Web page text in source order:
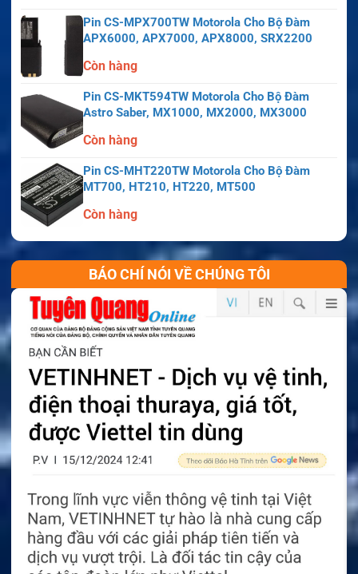
Pin CS-MPX700TW Motorola Cho Bộ Đàm
APX6000, APX7000, APX8000, SRX2200
Còn hàng
Pin CS-MKT594TW Motorola Cho Bộ Đàm
Astro Saber, MX1000, MX2000, MX3000
Còn hàng
Pin CS-MHT220TW Motorola Cho Bộ Đàm
MT700, HT210, HT220, MT500
Còn hàng
BÁO CHÍ NÓI VỀ CHÚNG TÔI